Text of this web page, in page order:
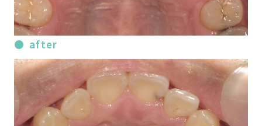
after